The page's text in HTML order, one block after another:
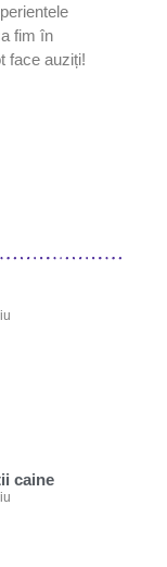
fim în
face auziți!
caine